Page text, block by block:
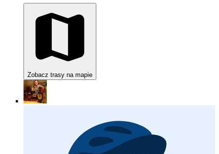
Zobacz trasy na mapie